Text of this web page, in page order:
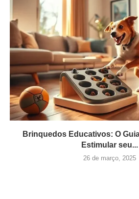
Brinquedos Educativos: O
Estimular seu...
26 de março, 2025